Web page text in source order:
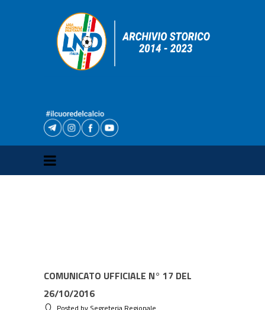
COMUNICATO UFFICIALE N° 17 DEL
26/10/2016